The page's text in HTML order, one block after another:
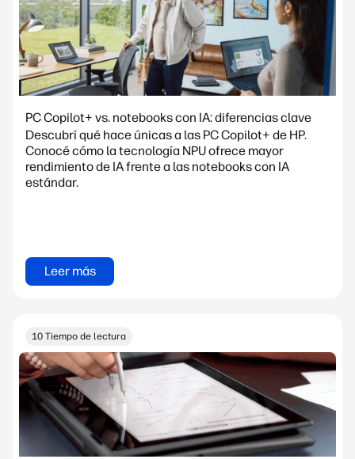
PC Copilot+ vs. notebooks con IA: diferencias clave
Descubrí qué hace únicas a las PC Copilot+ de HP.
Conocé cómo la tecnología NPU ofrece mayor
rendimiento de IA frente a las notebooks con IA
estándar.
Leer más
10 Tiempo de lectura